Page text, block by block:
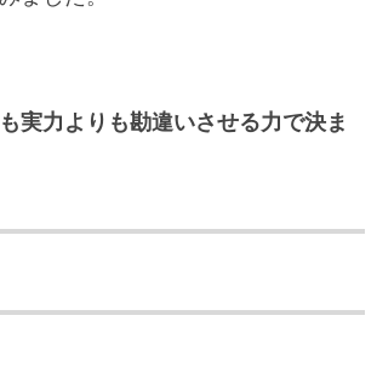
実力よりも勘違いさせる力で決ま